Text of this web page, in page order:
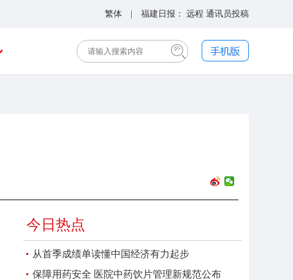
繁体 | 福建日报： 远程 通讯员投稿
今日热点
从首季成绩单读懂中国经济有力起步
保障用药安全 医院中药饮片管理新规范公布